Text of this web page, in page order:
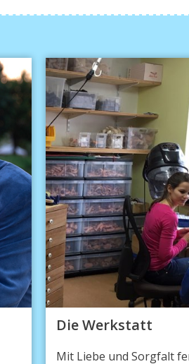
Die Werkstatt
Mit Liebe und Sorgfalt